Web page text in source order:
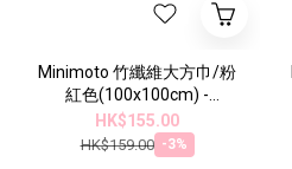
Minimoto 竹纖維大方巾/粉
紅色(100x100cm) -
YA0454P
HK$155.00
HK$159.00 -3%